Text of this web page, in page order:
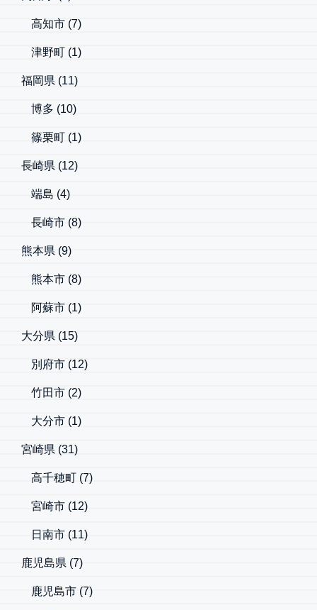
高知市 (7)
津野町 (1)
福岡県 (11)
博多 (10)
篠栗町 (1)
長崎県 (12)
端島 (4)
長崎市 (8)
熊本県 (9)
熊本市 (8)
阿蘇市 (1)
大分県 (15)
別府市 (12)
竹田市 (2)
大分市 (1)
宮崎県 (31)
高千穂町 (7)
宮崎市 (12)
日南市 (11)
鹿児島県 (7)
鹿児島市 (7)